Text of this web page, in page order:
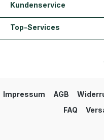
Kundenservice
Top-Services
Impressum AGB
FAQ